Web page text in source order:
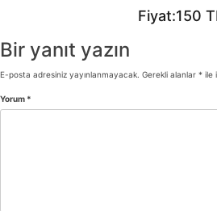
Fiyat:150
Bir yanıt yazın
E-posta adresiniz yayınlanmayacak. Gerekli alanlar * ile
Yorum *